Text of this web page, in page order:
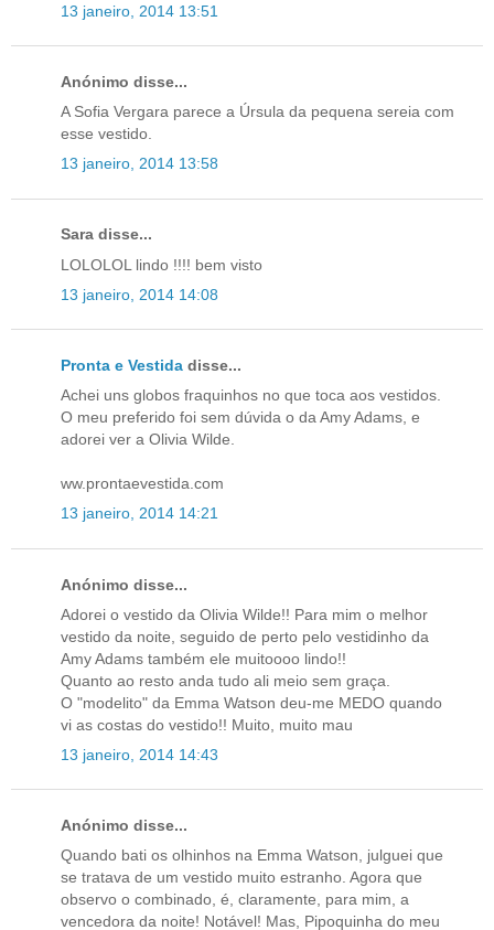
13 janeiro, 2014 13:51
Anónimo disse...
A Sofia Vergara parece a Úrsula da pequena sereia com
esse vestido.
13 janeiro, 2014 13:58
Sara disse...
LOLOLOL lindo !!!! bem visto
13 janeiro, 2014 14:08
Pronta e Vestida disse...
Achei uns globos fraquinhos no que toca aos vestidos.
O meu preferido foi sem dúvida o da Amy Adams, e
adorei ver a Olivia Wilde.
ww.prontaevestida.com
13 janeiro, 2014 14:21
Anónimo disse...
Adorei o vestido da Olivia Wilde!! Para mim o melhor
vestido da noite, seguido de perto pelo vestidinho da
Amy Adams também ele muitoooo lindo!!
Quanto ao resto anda tudo ali meio sem graça.
O "modelito" da Emma Watson deu-me MEDO quando
vi as costas do vestido!! Muito, muito mau
13 janeiro, 2014 14:43
Anónimo disse...
Quando bati os olhinhos na Emma Watson, julguei que
se tratava de um vestido muito estranho. Agora que
observo o combinado, é, claramente, para mim, a
vencedora da noite! Notável! Mas, Pipoquinha do meu